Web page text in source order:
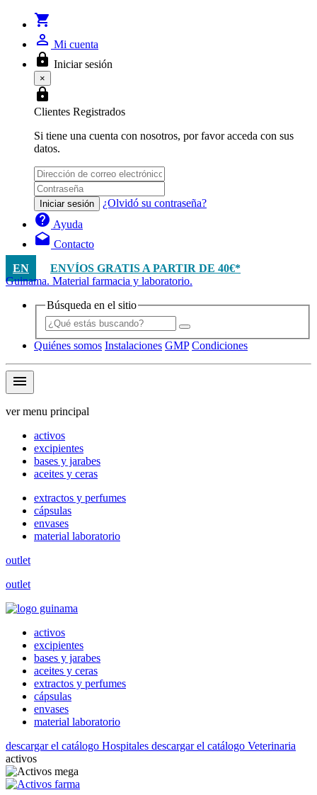
shopping_cart
person_outline Mi cuenta
lock Iniciar sesión
×
lock
Clientes Registrados
Si tiene una cuenta con nosotros, por favor acceda con sus
datos.
Iniciar sesión ¿Olvidó su contraseña?
help Ayuda
drafts Contacto
EN
ENVÍOS GRATIS A PARTIR DE 40€*
Guinama. Material farmacia y laboratorio.
Búsqueda en el sitio
Quiénes somos Instalaciones GMP Condiciones
menu
ver menu principal
activos
excipientes
bases y jarabes
aceites y ceras
extractos y perfumes
cápsulas
envases
material laboratorio
outlet
outlet
activos
excipientes
bases y jarabes
aceites y ceras
extractos y perfumes
cápsulas
envases
material laboratorio
descargar el catálogo Hospitales descargar el catálogo Veterinaria
activos